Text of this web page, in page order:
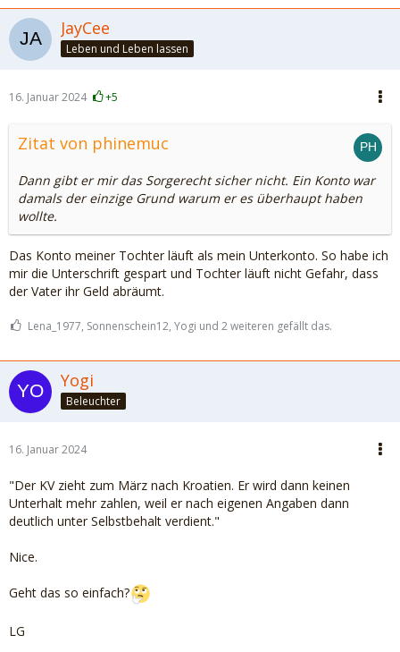
JayCee
Leben und Leben lassen
16. Januar 2024 +5
Zitat von phinemuc
Dann gibt er mir das Sorgerecht sicher nicht. Ein Konto war
damals der einzige Grund warum er es überhaupt haben
wollte.
Das Konto meiner Tochter läuft als mein Unterkonto. So habe ich
mir die Unterschrift gespart und Tochter läuft nicht Gefahr, dass
der Vater ihr Geld abräumt.
Lena_1977, Sonnenschein12, Yogi und 2 weiteren gefällt das.
Yogi
Beleuchter
16. Januar 2024
"Der KV zieht zum März nach Kroatien. Er wird dann keinen
Unterhalt mehr zahlen, weil er nach eigenen Angaben dann
deutlich unter Selbstbehalt verdient."
Nice.
Geht das so einfach?
LG